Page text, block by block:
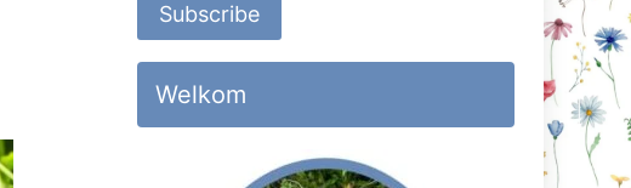
Subscribe
Welkom